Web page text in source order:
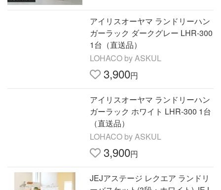
アイリスオーヤマ ランドリーハン
ガーラック ダークグレー LHR-300
1台（直送品）
LOHACO by ASKUL
3,900円
アイリスオーヤマ ランドリーハン
ガーラック ホワイト LHR-300 1台
（直送品）
LOHACO by ASKUL
3,900円
JEJアステージ レクエア ランドリ